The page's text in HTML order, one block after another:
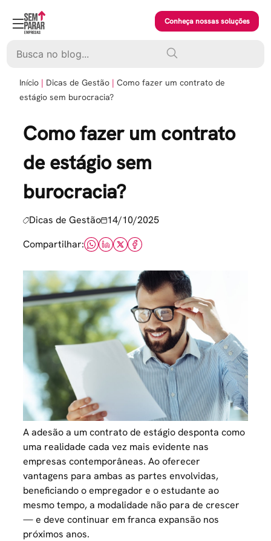
content
Conheça nossas soluções
Início Dicas de Gestão
Como fazer um contrato de
estágio sem burocracia?
Como fazer um contrato
de estágio sem
burocracia?
Dicas de Gestão 14/10/2025
Compartilhar:
A adesão a um contrato de estágio desponta como
uma realidade cada vez mais evidente nas
empresas contemporâneas. Ao oferecer
vantagens para ambas as partes envolvidas,
beneficiando o empregador e o estudante ao
mesmo tempo, a modalidade não para de crescer
— e deve continuar em franca expansão nos
próximos anos.